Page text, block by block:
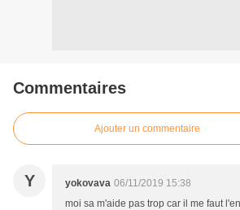
Commentaires
Ajouter un commentaire
Y yokovava 06/11/2019 15:38
moi sa m'aide pas trop car il me faut